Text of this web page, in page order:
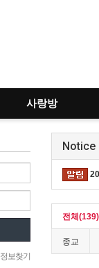
사랑방
Notice
전체(139)
종교
정보찾기